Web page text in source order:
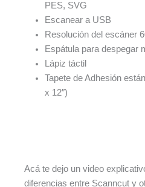
PES, SVG
Escanear a USB
Resolución del escáner
Espátula para despegar
Lápiz táctil
Tapete de Adhesión
x 12″)
Acá te dejo un video
diferencias entre Scanncut y